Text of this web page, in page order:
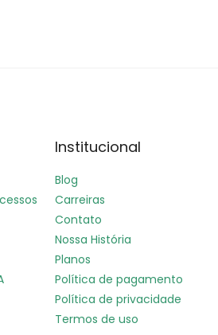
Institucional
Blog
Carreiras
Contato
Nossa História
Planos
Política de pagamento
Política de privacidade
Termos de uso